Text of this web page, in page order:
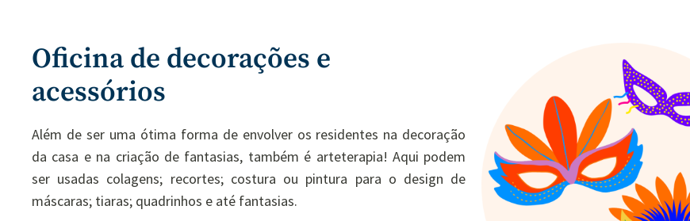
Oficina de decorações e
acessórios
Além de ser uma ótima forma de envolver os residentes na decoração
da casa e na criação de fantasias, também é arteterapia! Aqui podem
ser usadas colagens; recortes; costura ou pintura para o design de
máscaras; tiaras; quadrinhos e até fantasias.